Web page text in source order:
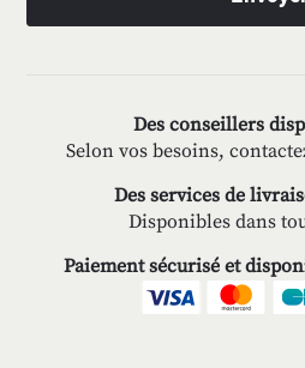
Des conseillers
Selon vos besoins,
Des services de
Disponibles dans
Paiement sécurisé et